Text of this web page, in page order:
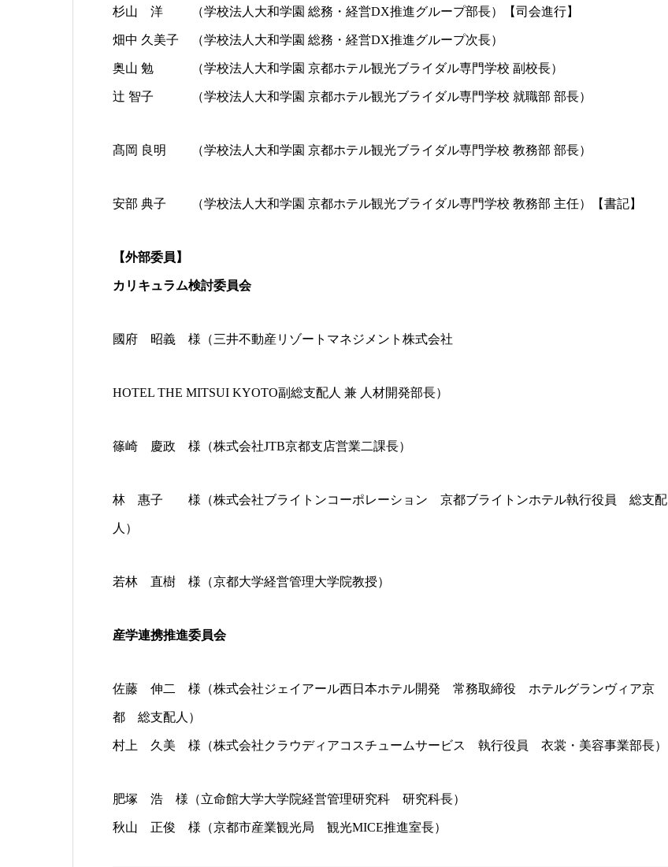
杉山 洋 （学校法人大和学園 総務・経営DX推進グループ部長）【司会進行】
畑中 久美子 （学校法人大和学園 総務・経営DX推進グループ次長）
奥山 勉 （学校法人大和学園 京都ホテル観光ブライダル専門学校 副校長）
辻 智子 （学校法人大和学園 京都ホテル観光ブライダル専門学校 就職部 部長）
髙岡 良明 （学校法人大和学園 京都ホテル観光ブライダル専門学校 教務部 部長）
安部 典子 （学校法人大和学園 京都ホテル観光ブライダル専門学校 教務部 主任）【書記】
【外部委員】
カリキュラム検討委員会
國府 昭義 様（三井不動産リゾートマネジメント株式会社
HOTEL THE MITSUI KYOTO副総支配人 兼 人材開発部長）
篠崎 慶政 様（株式会社JTB京都支店営業二課長）
林 惠子 様（株式会社ブライトンコーポレーション 京都ブライトンホテル執行役員 総支配
人）
若林 直樹 様（京都大学経営管理大学院教授）
産学連携推進委員会
佐藤 伸二 様（株式会社ジェイアール西日本ホテル開発 常務取締役 ホテルグランヴィア京
都 総支配人）
村上 久美 様（株式会社クラウディアコスチュームサービス 執行役員 衣裳・美容事業部長）
肥塚 浩 様（立命館大学大学院経営管理研究科 研究科長）
秋山 正俊 様（京都市産業観光局 観光MICE推進室長）